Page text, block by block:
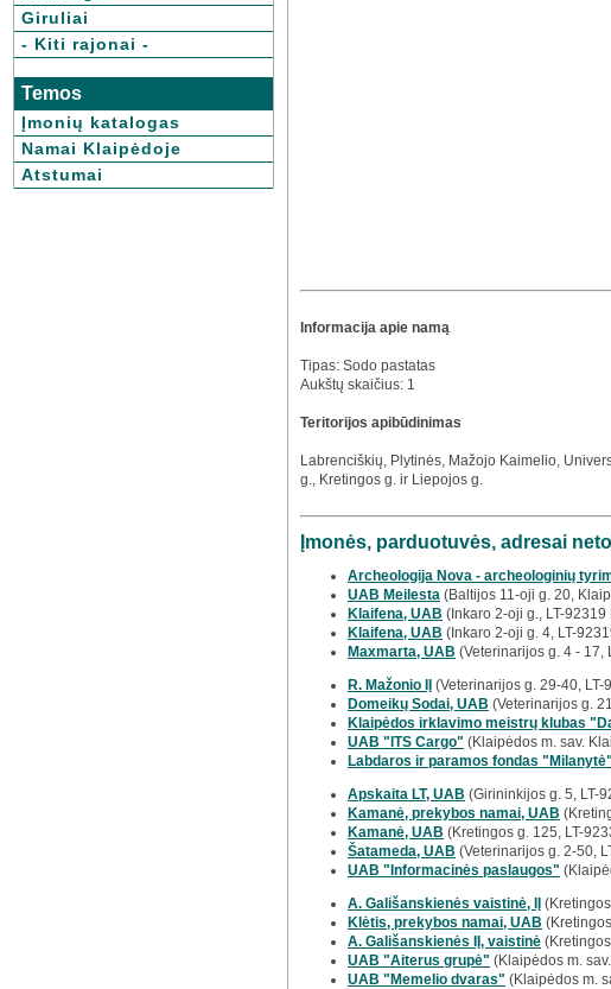
Giruliai
- Kiti rajonai -
Temos
Įmonių katalogas
Namai Klaipėdoje
Atstumai
Informacija apie namą
Tipas: Sodo pastatas
Aukštų skaičius: 1
Teritorijos apibūdinimas
Labrenciškių, Plytinės, Mažojo Kaimelio,
g., Kretingos g. ir Liepojos g.
Įmonės, parduotuvės, adresai
Archeologija Nova - archeologinių
UAB Meilesta (Baltijos 11-oji g. 20,
Klaifena, UAB (Inkaro 2-oji g., LT-
Klaifena, UAB (Inkaro 2-oji g. 4, LT-
Maxmarta, UAB (Veterinarijos g. 4 - 17,
R. Mažonio IĮ
(Veterinarijos g. 29-40,
Domeikų Sodai, UAB (Veterinarijos g.
Klaipėdos irklavimo meistrų klubas
UAB "ITS Cargo" (Klaipėdos m. sav.
Labdaros ir paramos fondas "Milanytė"
Apskaita LT, UAB (Girininkijos g. 5, LT-
Kamanė, prekybos namai, UAB
Kamanė, UAB (Kretingos g. 125, LT-
Šatameda, UAB (Veterinarijos g. 2-50,
UAB "Informacinės paslaugos"
A. Gališanskienės vaistinė, IĮ
Klėtis, prekybos namai, UAB
A. Gališanskienės IĮ, vaistinė
UAB "Aiterus grupė" (Klaipėdos m.
UAB "Memelio dvaras" (Klaipėdos m.